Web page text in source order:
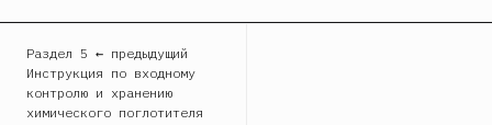
Раздел 5 ← предыдущий
Инструкция по входному
контролю и хранению
химического поглотителя